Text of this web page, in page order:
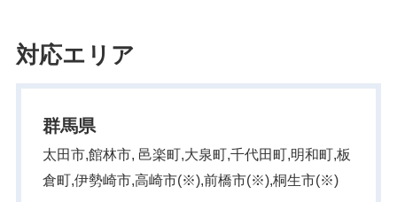
対応エリア
群馬県
太田市,館林市, 邑楽町,大泉町,千代田町,明和町,板
倉町,伊勢崎市,高崎市(※),前橋市(※),桐生市(※)